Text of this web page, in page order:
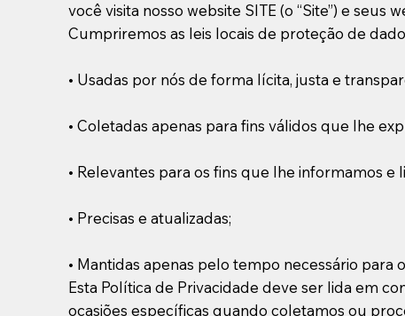
você visita nosso website SITE (o “Site”) e
Cumpriremos as leis locais de proteção de
• Usadas por nós de forma lícita, justa e
• Coletadas apenas para fins válidos que lhe
• Relevantes para os fins que lhe informamos e
• Precisas e atualizadas;
• Mantidas apenas pelo tempo necessário
Esta Política de Privacidade deve ser lida em
ocasiões específicas quando coletamos ou